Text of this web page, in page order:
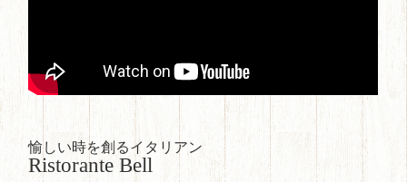
愉しい時を創るイタリアン
Ristorante Bell